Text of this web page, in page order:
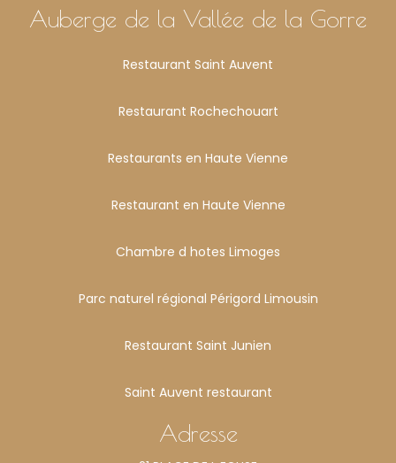
Auberge de la Vallée de la Gorre
Restaurant Saint Auvent
Restaurant Rochechouart
Restaurants en Haute Vienne
Restaurant en Haute Vienne
Chambre d hotes Limoges
Parc naturel régional Périgord Limousin
Restaurant Saint Junien
Saint Auvent restaurant
Adresse